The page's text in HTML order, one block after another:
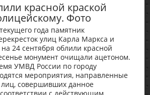
красной краской
Фото
года памятник
улиц Карла Маркса и
24 сентября облили красной
монумент очищали ацетоном.
УМВД России по городу
мероприятия, направленные
лиц, совершивших данное